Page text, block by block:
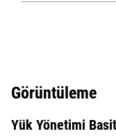
Görüntüleme
Yük Yönetimi